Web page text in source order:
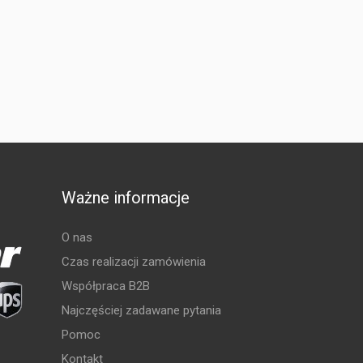
Ważne informacje
O nas
Czas realizacji zamówienia
Współpraca B2B
Najczęściej zadawane pytania
Pomoc
Kontakt